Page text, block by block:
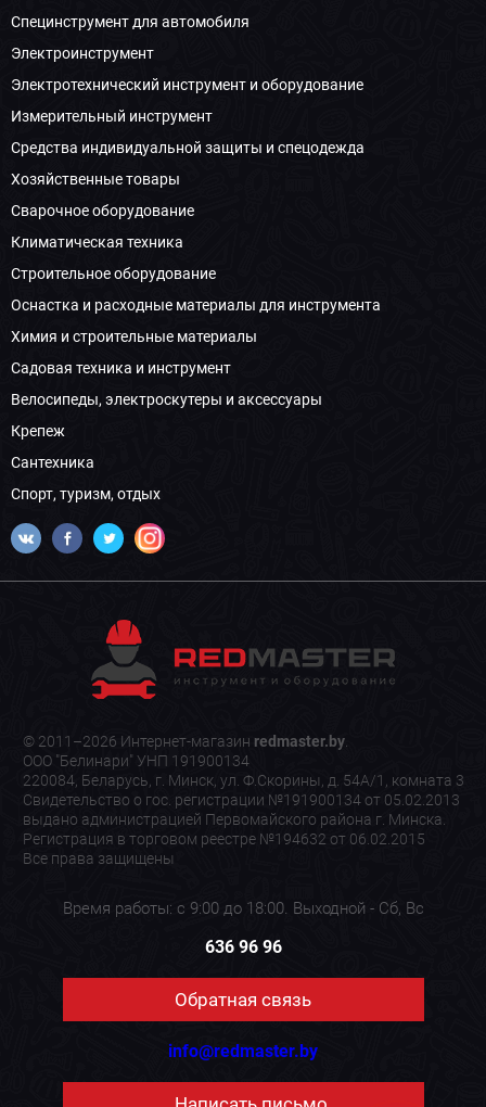
Специнструмент для автомобиля
Электроинструмент
Электротехнический инструмент и оборудование
Измерительный инструмент
Средства индивидуальной защиты и спецодежда
Хозяйственные товары
Сварочное оборудование
Климатическая техника
Строительное оборудование
Оснастка и расходные материалы для инструмента
Химия и строительные материалы
Садовая техника и инструмент
Велосипеды, электроскутеры и аксессуары
Крепеж
Сантехника
Спорт, туризм, отдых
© 2011–2026 Интернет-магазин redmaster.by.
ООО "Белинари" УНП 191900134
220084, Беларусь, г. Минск, ул. Ф.Скорины, д. 54А/1, комната 3
Свидетельство о гос. регистрации №191900134 от 05.02.2013
выдано администрацией Первомайского района г. Минска.
Регистрация в торговом реестре №194632 от 06.02.2015
Все права защищены
Время работы: с 9:00 до 18:00. Выходной - Сб, Вс
636 96 96
Обратная связь
info@redmaster.by